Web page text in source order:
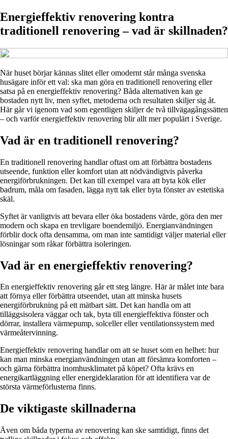
Energieffektiv renovering kontra
traditionell renovering – vad är skillnaden?
När huset börjar kännas slitet eller omodernt står många svenska
husägare inför ett val: ska man göra en traditionell renovering eller
satsa på en energieffektiv renovering? Båda alternativen kan ge
bostaden nytt liv, men syftet, metoderna och resultaten skiljer sig åt.
Här går vi igenom vad som egentligen skiljer de två tillvägagångssätten
– och varför energieffektiv renovering blir allt mer populärt i Sverige.
Vad är en traditionell renovering?
En traditionell renovering handlar oftast om att förbättra bostadens
utseende, funktion eller komfort utan att nödvändigtvis påverka
energiförbrukningen. Det kan till exempel vara att byta kök eller
badrum, måla om fasaden, lägga nytt tak eller byta fönster av estetiska
skäl.
Syftet är vanligtvis att bevara eller öka bostadens värde, göra den mer
modern och skapa en trevligare boendemiljö. Energianvändningen
förblir dock ofta densamma, om man inte samtidigt väljer material eller
lösningar som råkar förbättra isoleringen.
Vad är en energieffektiv renovering?
En energieffektiv renovering går ett steg längre. Här är målet inte bara
att förnya eller förbättra utseendet, utan att minska husets
energiförbrukning på ett mätbart sätt. Det kan handla om att
tilläggsisolera väggar och tak, byta till energieffektiva fönster och
dörrar, installera värmepump, solceller eller ventilationssystem med
värmeåtervinning.
Energieffektiv renovering handlar om att se huset som en helhet: hur
kan man minska energianvändningen utan att försämra komforten –
och gärna förbättra inomhusklimatet på köpet? Ofta krävs en
energikartläggning eller energideklaration för att identifiera var de
största värmeförlusterna finns.
De viktigaste skillnaderna
Även om båda typerna av renovering kan ske samtidigt, finns det